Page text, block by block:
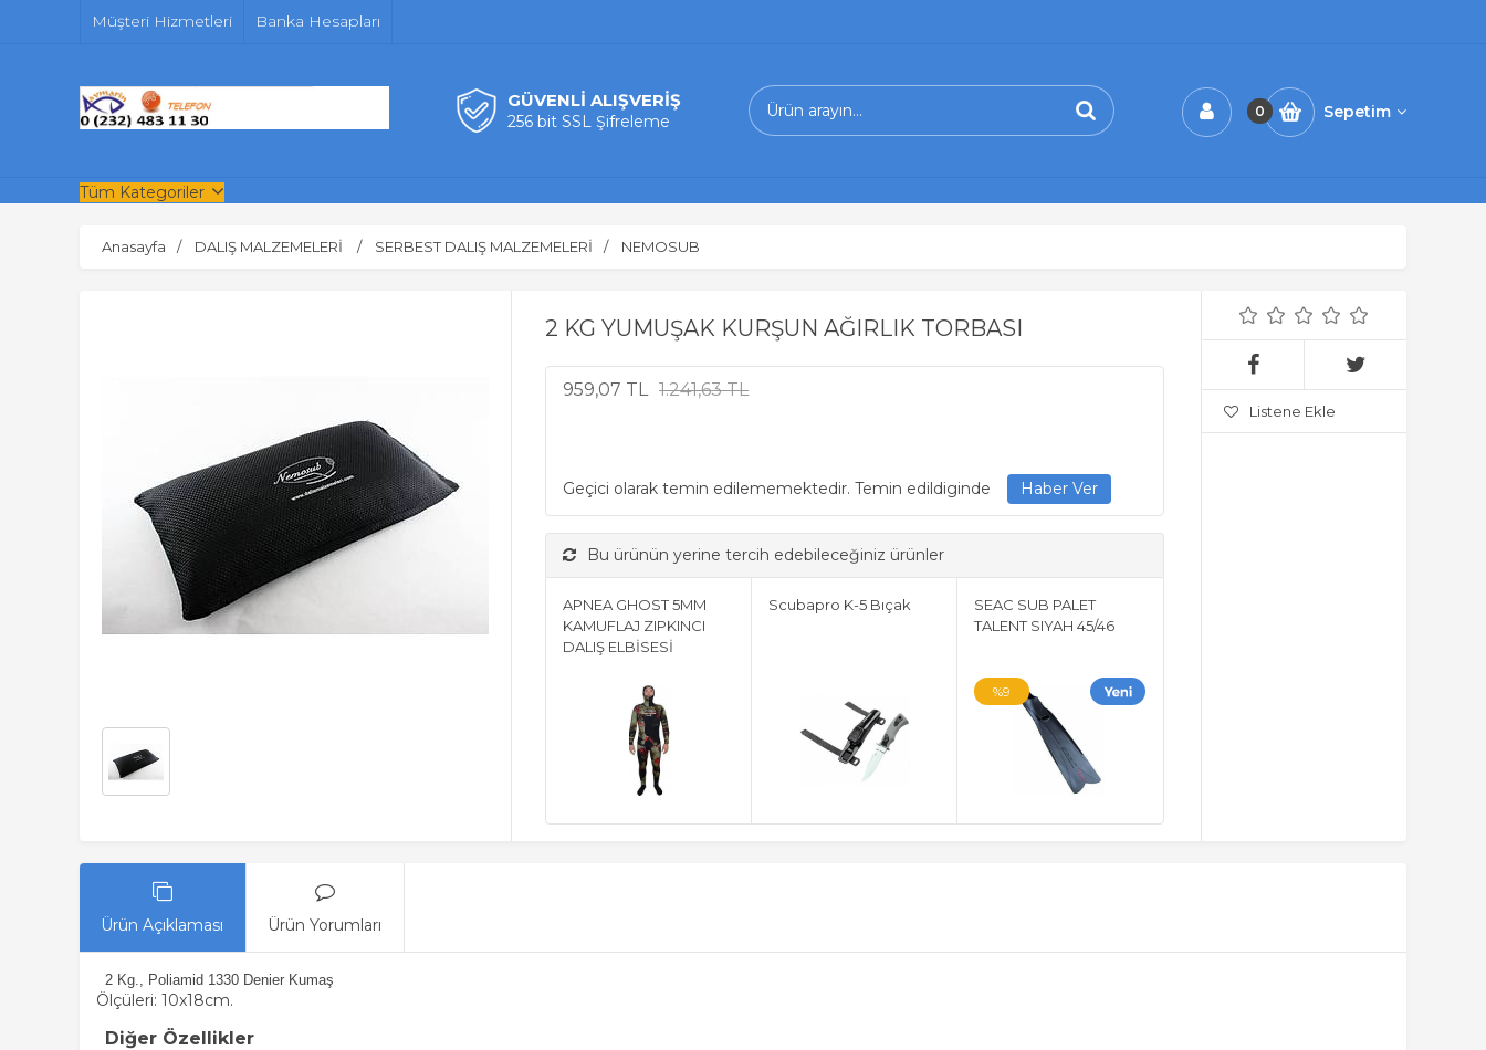
Müşteri Hizmetleri Banka Hesapları
GÜVENLİ ALIŞVERİŞ
256 bit SSL Şifreleme
0 Sepetim
Tüm Kategoriler
Anasayfa DALIŞ MALZEMELERİ SERBEST DALIŞ MALZEMELERİ NEMOSUB
2 KG YUMUŞAK KURŞUN AĞIRLIK TORBASI
959,07 TL 1.241,63 TL
Geçici olarak temin edilememektedir. Temin edildiginde
Bu ürünün yerine tercih edebileceğiniz ürünler
APNEA GHOST 5MM
KAMUFLAJ ZIPKINCI
DALIŞ ELBİSESİ
Scubapro K-5 Bıçak
SEAC SUB PALET
TALENT SIYAH 45/46
%9
Listene Ekle
Ürün Açıklaması Ürün Yorumları
2 Kg., Poliamid 1330 Denier Kumaş
Ölçüleri: 10x18cm.
Diğer Özellikler